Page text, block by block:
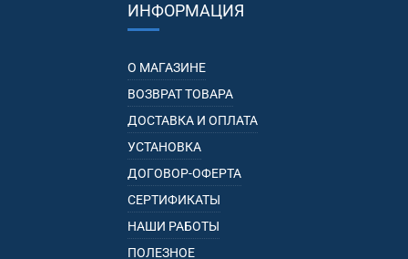
ИНФОРМАЦИЯ
О МАГАЗИНЕ
ВОЗВРАТ ТОВАРА
ДОСТАВКА И ОПЛАТА
УСТАНОВКА
ДОГОВОР-ОФЕРТА
СЕРТИФИКАТЫ
НАШИ РАБОТЫ
ПОЛЕЗНОЕ